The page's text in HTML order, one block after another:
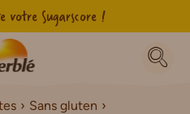
votre Sugarscore !
Sans gluten